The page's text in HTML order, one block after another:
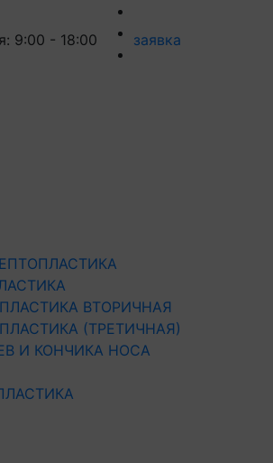
9:00 - 18:00 заявка
ВТОРИЧНАЯ
(ТРЕТИЧНАЯ)
И КОНЧИКА НОСА